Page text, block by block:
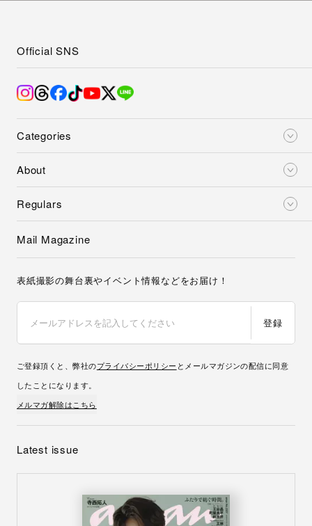
Categories
About
Regulars
Official SNS
Mail Magazine
表紙撮影の舞台裏やイベント情報などをお届け！
登録
ご登録頂くと、弊社のプライバシーポリシー とメールマガジンの配信に同意
したことになります。
メルマガ解除はこちら
Latest issue